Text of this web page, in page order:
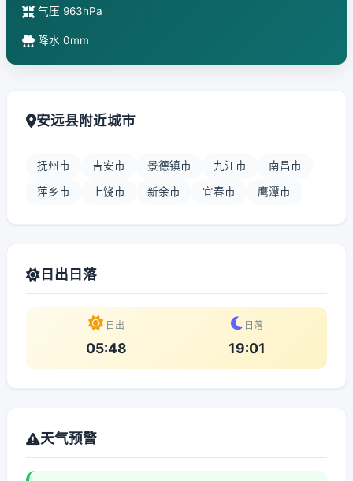
气压 963hPa
降水 0mm
安远县附近城市
抚州市 吉安市 景德镇市 九江市 南昌市
萍乡市 上饶市 新余市 宜春市 鹰潭市
日出日落
日出
05:48
日落
19:01
天气预警